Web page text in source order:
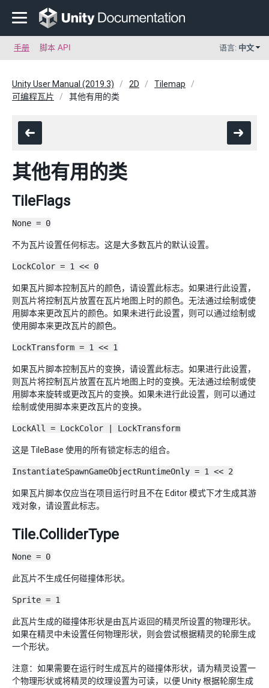
手册 脚本 API 语言: 中文
Unity User Manual (2019.3) 2D
Tilemap
可编程瓦片
其他有用的类
其他有用的类
TileFlags
None = 0
不为瓦片设置任何标志。这是大多数瓦片的默认设置。
LockColor = 1 << 0
如果瓦片脚本控制瓦片的颜色，请设置此标志。如果进行此设置，
则瓦片将控制瓦片放置在瓦片地图上时的颜色。无法通过绘制或使
用脚本来更改瓦片的颜色。如果未进行此设置，则可以通过绘制或
使用脚本来更改瓦片的颜色。
LockTransform = 1 << 1
如果瓦片脚本控制瓦片的变换，请设置此标志。如果进行此设置，
则瓦片将控制瓦片放置在瓦片地图上时的变换。无法通过绘制或使
用脚本来旋转或更改瓦片的变换。如果未进行此设置，则可以通过
绘制或使用脚本来更改瓦片的变换。
LockAll = LockColor | LockTransform
这是 TileBase 使用的所有锁定标志的组合。
InstantiateSpawnGameObjectRuntimeOnly = 1 << 2
如果瓦片脚本仅应当在项目运行时且不在 Editor 模式下才生成其游
戏对象，请设置此标志。
Tile.ColliderType
None = 0
此瓦片不生成任何碰撞体形状。
Sprite = 1
此瓦片生成的碰撞体形状是由瓦片返回的精灵所设置的物理形状。
如果在精灵中未设置任何物理形状，则会尝试根据精灵的轮廓生成
一个形状。
注意：如果需要在运行时生成瓦片的碰撞体形状，请为精灵设置一
个物理形状或将精灵的纹理设置为可读，以便 Unity 根据轮廓生成